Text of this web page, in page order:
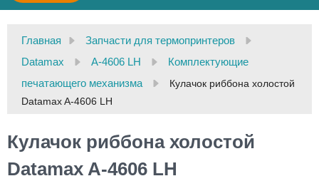
Главная
Запчасти для термопринтеров
Datamax
A-4606 LH
Комплектующие
печатающего механизма
Кулачок риббона холостой
Datamax A-4606 LH
Кулачок риббона холостой
Datamax A-4606 LH